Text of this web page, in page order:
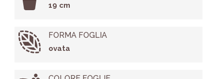
19 cm
FORMA FOGLIA
ovata